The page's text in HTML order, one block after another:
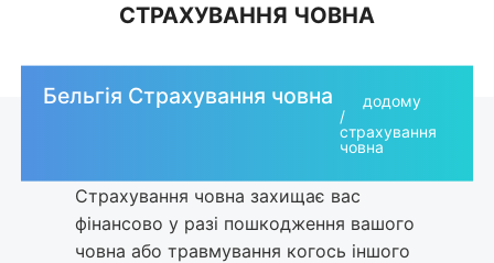
СТРАХУВАННЯ ЧОВНА
Бельгія Страхування човна
додому
страхування
човна
Страхування човна захищає вас
фінансово у разі пошкодження вашого
човна або травмування когось іншого